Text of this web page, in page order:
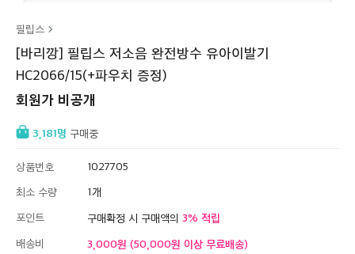
필립스
[바리깡] 필립스 저소음 완전방수 유아이발기
HC2066/15(+파우치 증정)
회원가 비공개
3,181 구매중
상품번호
1027705
최소 수량
1
포인트
구매확정 시 구매액의 3
배송비 3,000원 (50,000원 이상 무료배송)